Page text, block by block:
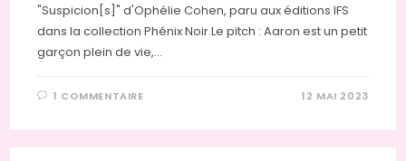
"Suspicion[s]" d'Ophélie Cohen, paru aux éditions IFS
dans la collection Phénix Noir.Le pitch : Aaron est un petit
garçon plein de vie,…
1 COMMENTAIRE 12 MAI 2023